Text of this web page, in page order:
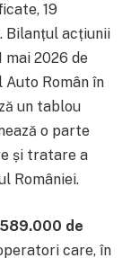
19
Bilanțul acțiunii
mai 2026 de
Român în
un tablou
o parte
și tratare a
României.
589.000 de
care, în